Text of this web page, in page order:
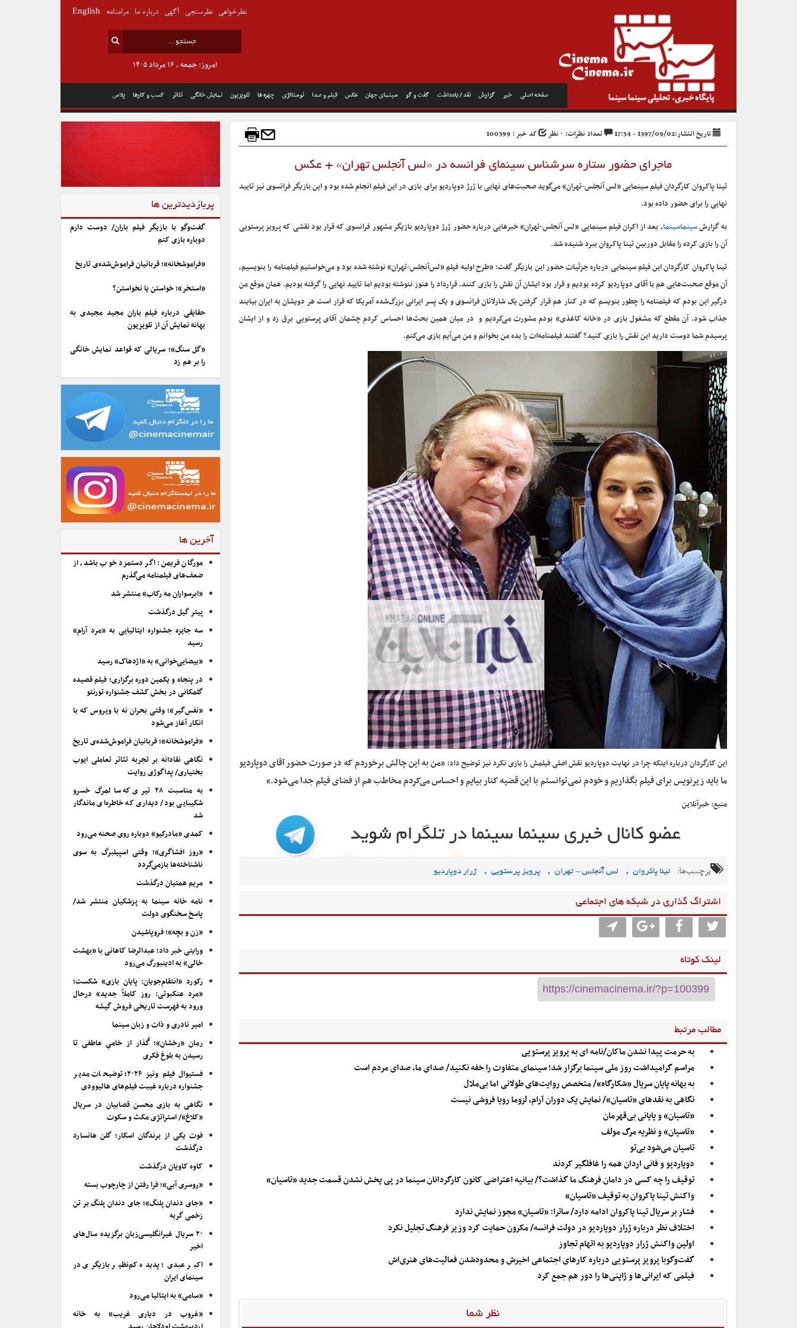
صفحه اصلی خبر گزارش نقد / یادداشت گفت و گو سینمای جهان عکس فیلم و صدا نوستالژی چهره ها تلویزیون نمایش خانگی تئاتر کسب و کارها پلاس
امروز: جمعه , ۱۶ مرداد ۱۴۰۵
نظرخواهی نظرسنجی آگهی درباره ما مرامنامه English
تاریخ انتشار:1397/09/02 - 17:54 تعداد نظرات: ۰ نظر کد خبر : 100399
ماجرای حضور ستاره سرشناس سینمای فرانسه در «لس آنجلس تهران» + عکس
تینا پاکروان کارگردان فیلم سینمایی «لس آنجلس-تهران» می‌گوید صحبت‌های نهایی با ژرژ دوپاردیو برای بازی در این فیلم انجام شده بود و این بازیگر فرانسوی نیز تایید
نهایی را برای حضور داده بود.
به گزارشسینماسینما، بعد از اکران فیلم سینمایی «لس آنجلس-تهران» خبرهایی درباره حضور ژرژ دوپاردیو بازیگر مشهور فرانسوی که قرار بود نقشی که پرویز پرستویی
آن را بازی کرده را مقابل دوربین تینا پاکروان ببرد شنیده شد.
تینا پاکروان کارگردان این فیلم سینمایی درباره جزئیات حضور این بازیگر گفت: «طرح اولیه‌ فیلم «لس‌آنجلس-تهران» نوشته شده بود و می‌خواستیم فیلمنامه را بنویسیم،
آن موقع صحبت‌هایی هم با آقای دوپاردیو کرده بودیم و قرار بود ایشان آن نقش را بازی کنند. قرارداد را هنوز ننوشته بودیم اما تایید نهایی را گرفته بودیم. همان موقع من
درگیر این بودم که فیلمنامه را چطور بنویسم که در کنار هم قرار گرفتن یک شارلاتان فرانسوی و یک پسر ایرانی بزرگ‌شده آمریکا که قرار است هر دویشان به ایران بیایند
جذاب شود. آن مقطع که مشغول بازی در «خانه کاغذی» بودم مشورت می‌کردیم و در میان همین بحث‌ها احساس کردم چشمان آقای پرستویی برق زد و از ایشان
پرسیدم شما دوست دارید این نقش را بازی کنید؟ گفتند فیلمنامه‌ات را بده من بخوانم و من می‌آیم بازی می‌کنم.
این کارگردان درباره اینکه چرا در نهایت دوپاردیو نقش اصلی فیلمش را بازی نکرد نیز توضیح داد: «من به این چالش برخوردم که در صورت حضور آقای دوپاردیو
ما باید زیرنویس برای فیلم بگذاریم و خودم نمی‌توانستم با این قضیه کنار بیایم و احساس می‌کردم مخاطب هم از فضای فیلم جدا می‌شود.»
منبع: خبرآنلاین
برچسب‌ها: تینا پاکروان , لس آنجلس - تهران , پرویز پرستویی , ژرار دوپاردیو
اشتراگ گذاری در شبکه های اجتماعی
لینک کوتاه
مطالب مرتبط
به حرمت پیدا نشدن ماکان/نامه ای به پرویز پرستویی
مراسم گرامیداشت روز ملی سینما برگزار شد؛ سینمای متفاوت را خفه نکنید/ صدای ما، صدای مردم است
به بهانه پایان سریال «شکارگاه»/ متخصص روایت‌های طولانی اما بی‌ملال
نگاهی به نقدهای «تاسیان»/ نمایش یک دوران آرام، لزوما رویا فروشی نیست
«تاسیان» و پایانی بی‌قهرمان
«تاسیان» و نظریه مرگ مولف
تاسیان می‌شود بی‌تو
دوپاردیو و فانی اردان همه را غافلگیر کردند
توقیف را چه کسی در دامان فرهنگ ما گذاشت؟/ بیانیه اعتراضی کانون کارگردانان سینما در پی پخش نشدن قسمت جدید «تاسیان»
واکنش تینا پاکروان به توقیف «تاسیان»
فشار بر سریال تینا پاکروان ادامه دارد/ ساترا: «تاسیان» مجوز نمایش ندارد
اختلاف نظر درباره ژرار دوپاردیو در دولت فرانسه/ مکرون حمایت کرد وزیر فرهنگ تجلیل نکرد
اولین واکنش ژرار دوپاردیو به اتهام تجاوز
گفت‌و‌گوبا پرویز پرستویی درباره کارهای اجتماعی اخیرش و محدود‌شدن فعالیت‌های هنری‌اش
فیلمی که ایرانی‌ها و ژاپنی‌ها را دور هم جمع کرد
نظر شما
پربازدیدترین ها
گفت‌وگو با بازیگر فیلم باران/ دوست دارم
دوباره بازی کنم
«فراموشخانه»؛ قربانیان فراموش‌شده‌ی تاریخ
«استخر»؛ خواستن یا نخواستن؟
حقایقی درباره فیلم باران مجید مجیدی به
بهانه نمایش آن از تلویزیون
«گل سنگ»؛ سریالی که قواعد نمایش خانگی
را بر هم زد
آخرین ها
مورگان فریمن: اگر دستمزد خوب باشد، از
ضعف‌های فیلمنامه می‌گذرم
«ابرسواران مه رکاب» منتشر شد
پیتر گیل درگذشت
سه جایزه جشنواره ایتالیایی به «مرد آرام»
رسید
«بیضایی‌خوانی» به «اژدهاک» رسید
در پنجاه و یکمین دوره برگزاری؛ فیلم قصیده
گلمکانی در بخش کشف جشنواره تورنتو
«نفس‌گیر»؛ وقتی بحران نه با ویروس که با
انکار آغاز می‌شود
«فراموشخانه»؛ قربانیان فراموش‌شده‌ی تاریخ
نگاهی نقادانه بر تجربه تئاتر تعاملی ایوب
بختیاری/ پداگوژی روایت
به مناسبت ۲۸ تیری که سالمرگ خسرو
شکیبایی بود/ دیداری که خاطره‌ای ماندگار
شد
کمدی «مادرکیو» دوباره روی صحنه می‌رود
«روز افشاگری»؛ وقتی اسپیلبرگ به سوی
ناشناخته‌ها بازمی‌گردد
مریم همتیان درگذشت
نامه خانه سینما به پزشکیان منتشر شد/
پاسخ سخنگوی دولت
«زن و بچه»؛ فروپاشیدن
ورایتی خبر داد؛ عبدالرضا کاهانی با «بهشت
خالی» به ادینبورگ می‌رود
رکورد «انتقام‌جویان: پایان بازی» شکست؛
«مرد عنکبوتی: روز کاملاً جدید» درحال
ورود به فهرست تاریخی فروش گیشه
امیر نادری و ذات و زبان سینما
رمان «رخشان»؛ گُذار از خامیِ عاطفی تا
رسیدن به بلوغ فکری
فستیوال فیلم ونیز ۲۰۲۶؛ توضیحات مدیر
جشنواره درباره غیبت فیلم‌های هالیوودی
نگاهی به بازی محسن قصابیان در سریال
«کلاغ»/ استراتژی مکث و سکوت
فوت یکی از برندگان اسکار؛ گلن هانسارد
درگذشت
کاوه کاویان درگذشت
«روسری آبی»؛ فرا رفتن از چارچوب بسته
«جای دندان پلنگ»؛ جای دندان پلنگ بر تن
زخمی گربه
۲۰ سریال غیرانگلیسی‌زبان برگزیده سال‌های
اخیر
اکبر عبدی؛ پدیده کم‌نظیر بازیگری در
سینمای ایران
«سامی» به ایتالیا می‌رود
«غروب در دیاری غریب» به خانه